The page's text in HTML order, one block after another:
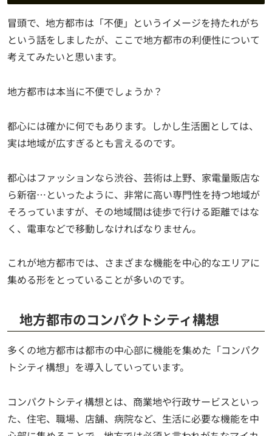
冒頭で、地方都市は「不便」というイメージを持たれがち
という話をしましたが、ここで地方都市の利便性について
考えてみたいと思います。
地方都市は本当に不便でしょうか？
都心には確かに何でもあります。しかし生活圏としては、
実は地域が広すぎるとも言えるのです。
都心はファッションなら渋谷、芸術は上野、家電量販店な
ら新宿…といったように、非常に高い専門性を持つ地域が
そろっていますが、その地域間は徒歩で行ける距離ではな
く、電車などで移動しなければなりません。
これが地方都市では、さまざまな機能を中心的なエリアに
集める形をとっていることが多いのです。
地方都市のコンパクトシティ構想
多くの地方都市は都市の中心部に機能を集めた「コンパク
トシティ構想」を導入していっています。
コンパクトシティ構想とは、商業地や行政サービスといっ
た、住宅、職場、店舗、病院など、生活に必要な機能を中